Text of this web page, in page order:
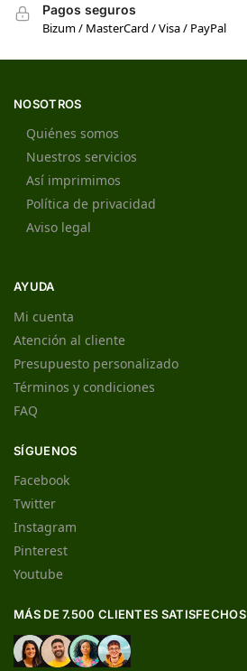
Pagos seguros
Bizum / MasterCard / Visa / PayPal
NOSOTROS
Quiénes somos
Nuestros servicios
Así imprimimos
Política de privacidad
Aviso legal
AYUDA
Mi cuenta
Atención al cliente
Presupuesto personalizado
Términos y condiciones
FAQ
SÍGUENOS
Facebook
Twitter
Instagram
Pinterest
Youtube
MÁS DE 7.500 CLIENTES SATISFECHOS